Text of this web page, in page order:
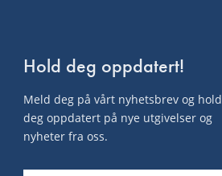
Hold deg oppdatert!
Meld deg på vårt nyhetsbrev og hold
deg oppdatert på nye utgivelser og
nyheter fra oss.